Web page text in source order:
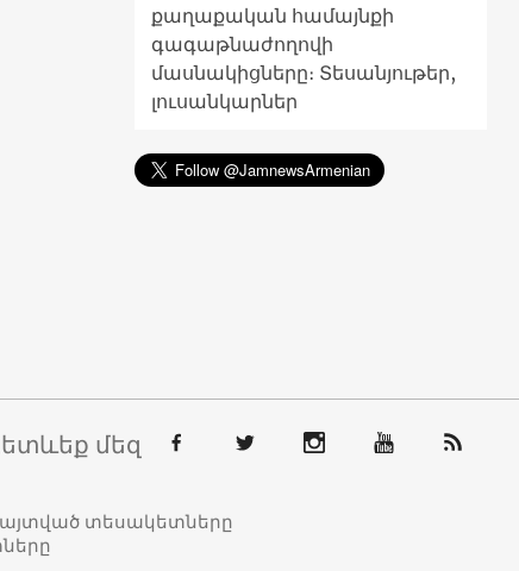
քաղաքական համայնքի
գագաթնաժողովի
մասնակիցները։ Տեսանյութեր,
լուսանկարներ
մեզ
տեսակետները